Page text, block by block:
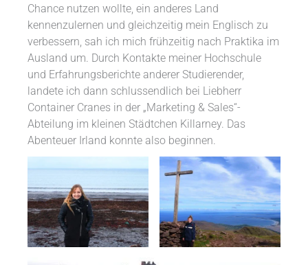
Chance nutzen wollte, ein anderes Land
kennenzulernen und gleichzeitig mein Englisch zu
verbessern, sah ich mich frühzeitig nach Praktika im
Ausland um. Durch Kontakte meiner Hochschule
und Erfahrungsberichte anderer Studierender,
landete ich dann schlussendlich bei Liebherr
Container Cranes in der „Marketing & Sales“-
Abteilung im kleinen Städtchen Killarney. Das
Abenteuer Irland konnte also beginnen.